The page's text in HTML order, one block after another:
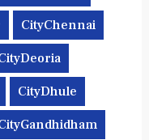
CityChennai
CityDhule